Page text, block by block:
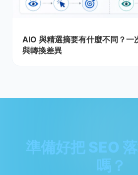
AIO 與精選摘要有什麼不同？一
與轉換差異
準備好把 SEO
嗎？